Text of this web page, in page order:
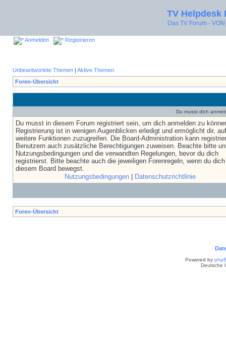
TV Helpdesk
Das TV Forum -
Anmelden Registrieren
Unbeantwortete Themen | Aktive Themen
Foren-Übersicht
Du musst dich
Du musst in diesem Forum registriert sein, um dich anmelden zu
Registrierung ist in wenigen Augenblicken erledigt und ermöglicht dir, auf
weitere Funktionen zuzugreifen. Die Board-Administration kann
Benutzern auch zusätzliche Berechtigungen zuweisen. Beachte bitte
Nutzungsbedingungen und die verwandten Regelungen, bevor du dich
registrierst. Bitte beachte auch die jeweiligen Forenregeln, wenn du
diesem Board bewegst.
Nutzungsbedingungen| Datenschutzrichtlinie
Foren-Übersicht
Powered by
Deutsche